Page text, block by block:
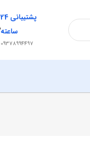
پشتیبانی 24
ساعته
09378994497